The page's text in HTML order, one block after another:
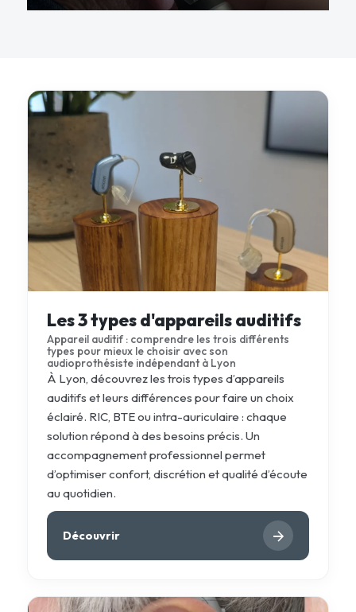
Les 3 types d'appareils auditifs
Appareil auditif : comprendre les trois différents
types pour mieux le choisir avec son
audioprothésiste indépendant à Lyon
À Lyon, découvrez les trois types d’appareils
auditifs et leurs différences pour faire un choix
éclairé. RIC, BTE ou intra-auriculaire : chaque
solution répond à des besoins précis. Un
accompagnement professionnel permet
d’optimiser confort, discrétion et qualité d’écoute
au quotidien.
Découvrir